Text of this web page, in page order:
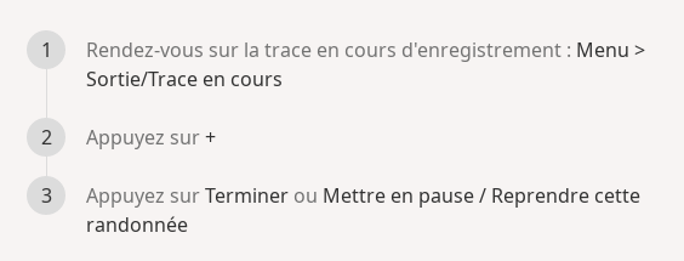
Rendez-vous sur la trace en cours d'enregistrement : Menu >
Sortie/Trace en cours
Appuyez sur+
Appuyez surTerminer ou Mettre en pause / Reprendre cette
randonnée